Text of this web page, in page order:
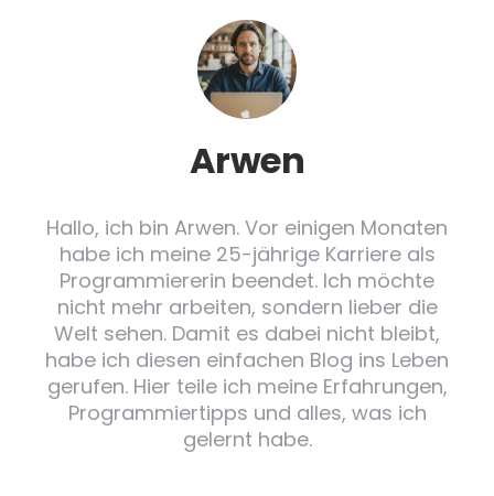
Arwen
Hallo, ich bin Arwen. Vor einigen Monaten
habe ich meine 25-jährige Karriere als
Programmiererin beendet. Ich möchte
nicht mehr arbeiten, sondern lieber die
Welt sehen. Damit es dabei nicht bleibt,
habe ich diesen einfachen Blog ins Leben
gerufen. Hier teile ich meine Erfahrungen,
Programmiertipps und alles, was ich
gelernt habe.